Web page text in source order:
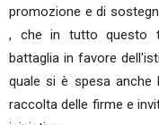
promozione e di
, che in tutto questo
battaglia in favore
quale si è spesa anche
raccolta delle firme e